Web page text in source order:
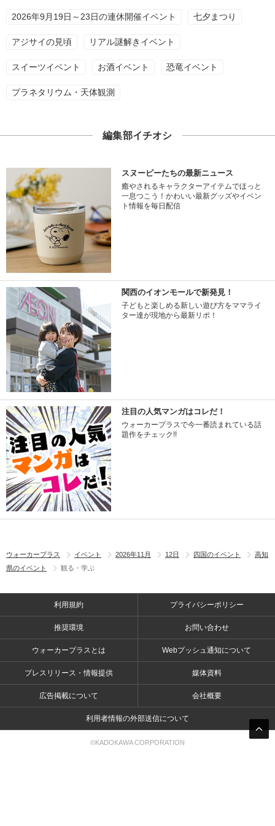
2026年9月19日～23日の連休開催イベント 七夕まつり
アジサイの見頃 リアル謎解きイベント
スイーツイベント お酒イベント 恐竜イベント
プラネタリウム・天体観測
編集部イチオシ
スヌーピーたちの最新ニュース
癒やされるキャラクターアイテムでほっと
一息つこう！かわいい最新グッズやイベン
ト情報を毎日配信
関西のイオンモールで新発見！
子どもと楽しめる新しい遊び方をママライ
ター達が現地から最新リポ！
注目の人気マンガはコレだ！
ウォーカープラスで今一番読まれている話
題作をチェック!!
ウォーカープラス イベント 2026年11月 12日 四国のイベント
高知
県のイベント
観る・学ぶ
利用規約 プライバシーポリシー
推奨環境 お問い合わせ
ウォーカープラスとは Webプッシュ通知について
プレスリリース・情報提供 媒体資料
広告掲載について 会社概要
利用者情報の外部送信について
©KADOKAWA CORPORATION